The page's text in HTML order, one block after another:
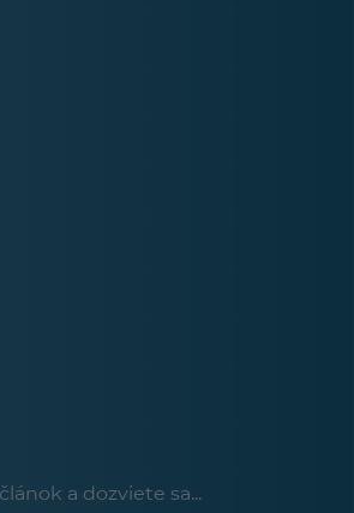
a dozviete sa...